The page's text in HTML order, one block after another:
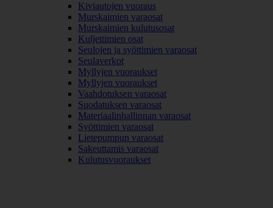
Kiviautojen vuoraus
Murskaimien varaosat
Murskaimien kulutusosat
Kuljettimien osat
Seulojen ja syöttimien varaosat
Seulaverkot
Myllyjen vuoraukset
Myllyjen vuoraukset
Vaahdotuksen varaosat
Suodatuksen varaosat
Materiaalinhallinnan varaosat
Syöttimien varaosat
Lietepumpun varaosat
Sakeuttamis varaosat
Kulutusvuoraukset